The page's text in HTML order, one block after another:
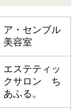
ア・センブル
美容室
エステティッ
クサロン ち
あふる。